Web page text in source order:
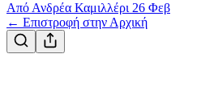
Από Ανδρέα Καμιλλέρι 26 Φεβ
← Επιστροφή στην Αρχική